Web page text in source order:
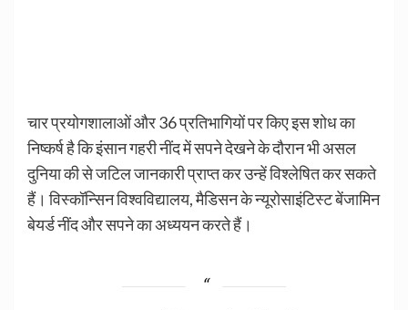
चार प्रयोगशालाओं और 36 प्रतिभागियों पर किए इस शोध का
निष्कर्ष है कि इंसान गहरी नींद में सपने देखने के दौरान भी असल
दुनिया की से जटिल जानकारी प्राप्त कर उन्हें विश्लेषित कर सकते
हैं। विस्कॉन्सिन विश्वविद्यालय, मैडिसन के न्यूरोसाइंटिस्ट बेंजामिन
बेयर्ड नींद और सपने का अध्ययन करते हैं।